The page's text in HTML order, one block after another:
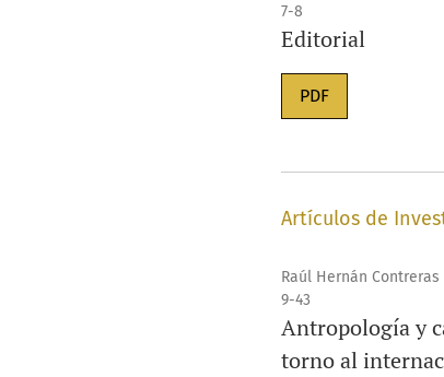
7-8
Editorial
PDF
Artículos de
Raúl Hernán Contreras
9-43
Antropología y
torno al